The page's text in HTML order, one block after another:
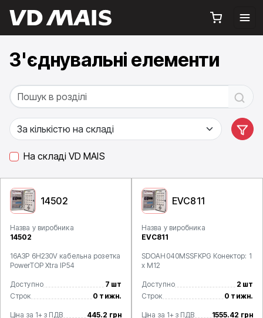
З'єднувальні елементи
На складі VD MAIS
14502
Назва у виробника
14502
16A3P 6H230V кабельна розетка
PowerTOP Xtra IP54
Доступно
7 шт
Строк
0 тижн.
Ціна за 1+ з ПДВ
445.2 грн
EVC811
Назва у виробника
EVC811
SDOAH040MSSFKPG Конектор: 1
x M12
Доступно
2 шт
Строк
0 тижн.
Ціна за 1+ з ПДВ
1555.42 грн